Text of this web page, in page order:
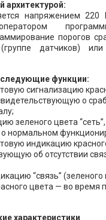
архитектурой:
напряжением 220
порогов
датчиков)
функции:
сигнализацию
о
зеленого цвета “сеть”,
нормальном
индикацию
об отсутствии
“связь” (зеленого
цвета — во время
характеристики